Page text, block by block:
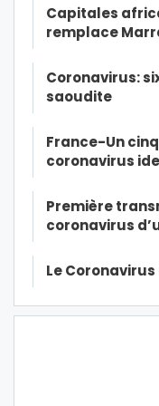
Capitales
remplace
Coronavirus:
saoudite
France-Un
coronavirus
Première
coronavirus
Le